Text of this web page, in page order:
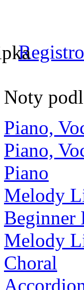
Noty
Piano,
Piano,
Piano
Melody
Beginner
Melody
Choral